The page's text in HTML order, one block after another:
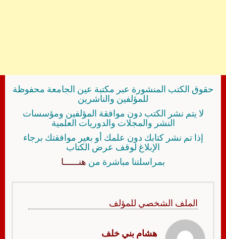
حقوق الكتب المنشورة عبر مكتبة عين الجامعة محفوظة
للمؤلفين والناشرين
لا يتم نشر الكتب دون موافقة المؤلفين ومؤسسات
النشر والمجلات والدوريات العلمية
إذا تم نشر كتابك دون علمك أو بغير موافقتك برجاء
الإبلاغ لوقف عرض الكتاب
بمراسلتنا مباشرة من هنــــــا
الملف الشخصي للمؤلف
هشام بني خلف